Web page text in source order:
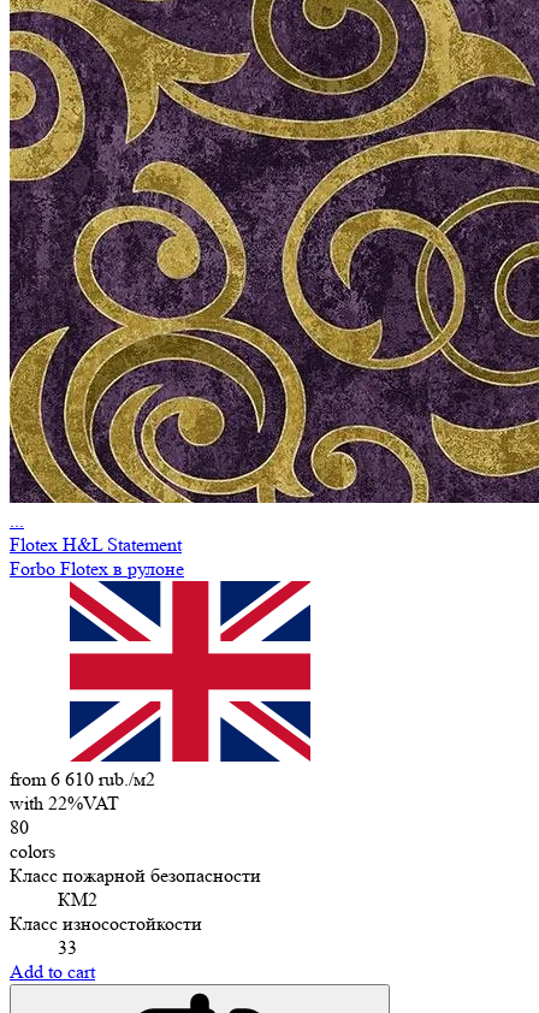
...
Flotex H&L Statement
Forbo Flotex в рулоне
from 6 610 rub./м2
with 22%VAT
80
colors
Класс пожарной безопасности
КМ2
Класс износостойкости
33
Add to cart